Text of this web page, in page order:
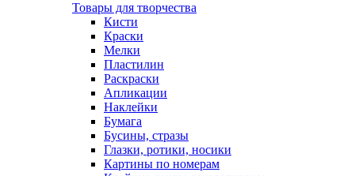
Товары для творчества
Кисти
Краски
Мелки
Пластилин
Раскраски
Апликации
Наклейки
Бумага
Бусины, стразы
Глазки, ротики, носики
Картины по номерам